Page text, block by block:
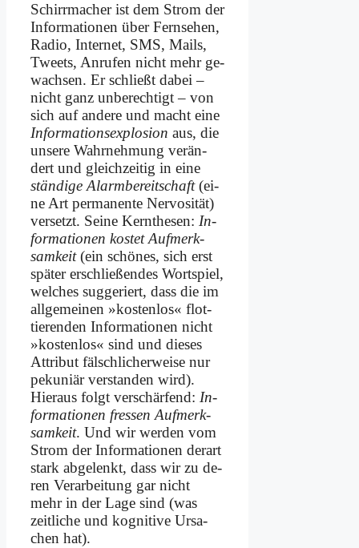
Schirr­ma­cher ist dem Strom der
In­for­ma­tio­nen über Fern­se­hen,
Ra­dio, In­ter­net, SMS, Mails,
Tweets, An­ru­fen nicht mehr ge­
wach­sen. Er schließt da­bei –
nicht ganz un­be­rech­tigt – von
sich auf an­de­re und macht ei­ne
In­for­ma­ti­ons­ex­plo­si­on aus, die
un­se­re Wahr­nehmung ver­än­
dert und gleich­zei­tig in ei­ne
stän­di­ge Alarm­be­reit­schaft(ei­
ne Art per­ma­nen­te Ner­vo­si­tät)
ver­setzt. Sei­ne Kern­the­sen: In­
for­ma­tio­nen ko­stet Aufmerk­
samkeit(ein schö­nes, sich erst
spä­ter er­schlie­ßen­des Wort­spiel,
wel­ches sug­ge­riert, dass die im
all­ge­mei­nen »ko­sten­los« flot­
tie­ren­den In­for­ma­tio­nen nicht
»ko­sten­los« sind und die­ses
At­tri­but fälsch­li­cher­wei­se nur
pe­ku­ni­är ver­stan­den wird).
Hier­aus folgt ver­schärfend: In­
for­ma­tio­nen fres­sen Auf­merk­
sam­keit. Und wir wer­den vom
Strom der In­for­ma­tio­nen der­art
stark ab­ge­lenkt, dass wir zu de­
ren Ver­ar­bei­tung gar nicht
mehr in der La­ge sind (was
zeit­li­che und ko­gni­ti­ve Ur­sa­
chen hat).